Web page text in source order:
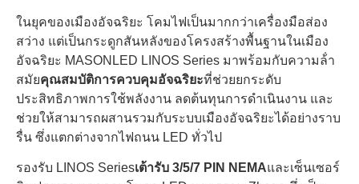
ในยุคของเมืองอัจฉริยะ โคมไฟเป็นมากกว่าเครื่องมือส่อง
สว่าง แต่เป็นกระดูกสันหลังของโครงสร้างพื้นฐานในเมือง
อัจฉริยะ MASONLED LINOS Series มาพร้อมกับความล้ํา
สมัยคุณสมบัติการควบคุมอัจฉริยะที่ช่วยยกระดับ
ประสิทธิภาพการใช้พลังงาน ลดต้นทุนการดําเนินงาน และ
ช่วยให้สามารถผสานรวมกับระบบเมืองอัจฉริยะได้อย่างราบ
รื่น ซึ่งแตกต่างจากไฟถนน LED ทั่วไป
รองรับ LINOS Seriesเต้ารับ 3/5/7 PIN NEMAและเซ็นเซอร์